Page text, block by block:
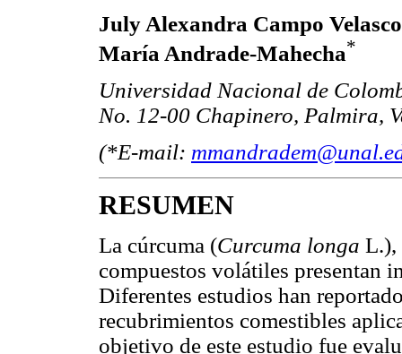
July Alexandra Campo
María Andrade-Mahecha*
Universidad Nacional de
No. 12-00 Chapinero, Palmira,
(*E-mail:
RESUMEN
La cúrcuma (Curcuma longa L.),
compuestos volátiles presentan
Diferentes estudios han
recubrimientos comestibles
objetivo de este estudio fue